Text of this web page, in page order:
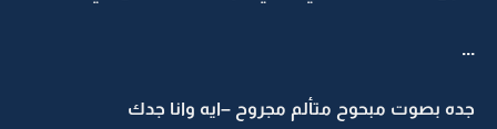
...
جده بصوت مبحوح متألم مجروح –ايه وانا جدك